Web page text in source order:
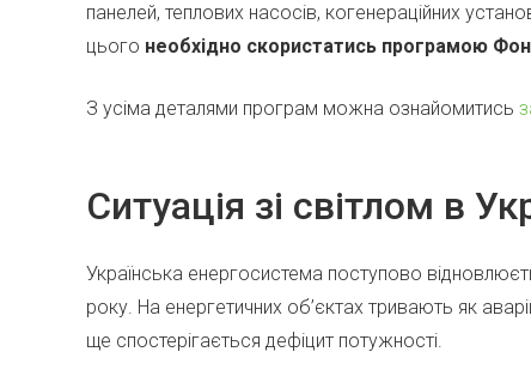
панелей, теплових насосів, когенераційних
цього необхідно скористатись програмою
З усіма деталями програм можна ознайомитись
Ситуація зі світлом в
Українська енергосистема поступово
року. На енергетичних об’єктах тривають як
ще спостерігається дефіцит потужності.